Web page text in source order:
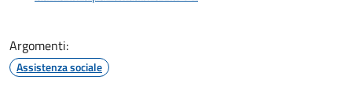
Argomenti:
Assistenza sociale